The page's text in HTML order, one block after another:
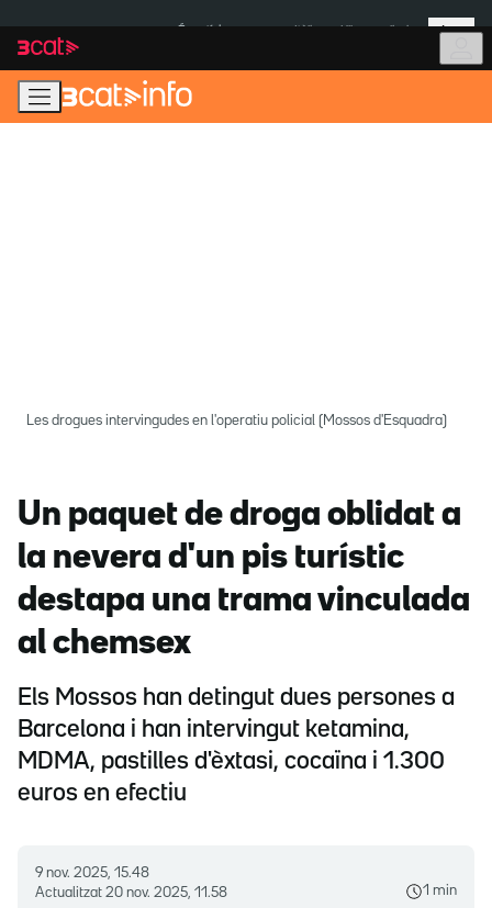
navegació
principal
contingut
Més
Les drogues intervingudes en l'operatiu policial (Mossos d'Esquadra)
Un paquet de droga oblidat a
la nevera d'un pis turístic
destapa una trama vinculada
al chemsex
Els Mossos han detingut dues persones a
Barcelona i han intervingut ketamina,
MDMA, pastilles d'èxtasi, cocaïna i 1.300
euros en efectiu
9 nov. 2025, 15.48
Actualitzat 20 nov. 2025, 11.58 1 min